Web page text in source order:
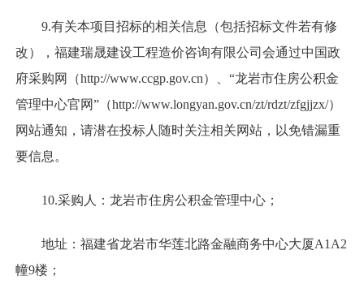
9.有关本项目招标的相关信息（包括招标文件若有修
改），福建瑞晟建设工程造价咨询有限公司会通过中国政
府采购网（http://www.ccgp.gov.cn）、“龙岩市住房公积金
管理中心官网”（http://www.longyan.gov.cn/zt/rdzt/zfgjjzx/）
网站通知，请潜在投标人随时关注相关网站，以免错漏重
要信息。
10.采购人：龙岩市住房公积金管理中心；
地址：福建省龙岩市华莲北路金融商务中心大厦A1A2
幢9楼；